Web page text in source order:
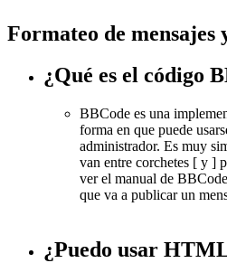
Formateo de mensajes
¿Qué es el código
BBCode es una
forma en que puede
administrador. Es muy
van entre corchetes [ y ]
ver el manual de
que va a publicar un
¿Puedo usar